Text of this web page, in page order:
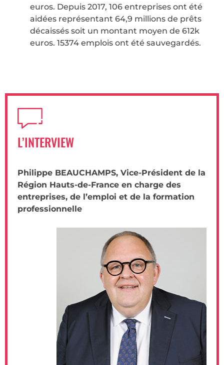
euros. Depuis 2017, 106 entreprises ont été
aidées représentant 64,9 millions de prêts
décaissés soit un montant moyen de 612k
euros. 15374 emplois ont été sauvegardés.
L’INTERVIEW
Philippe BEAUCHAMPS, Vice-Président de la
Région Hauts-de-France en charge des
entreprises, de l’emploi et de la formation
professionnelle